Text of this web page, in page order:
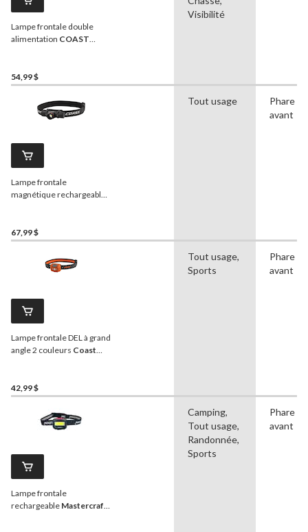
Lampe frontale double
alimentation COAST
54,99 $
Visibilité
Lampe frontale
magnétique rechargeable
intempéries
XPH30R, noir
67,99 $
Tout usage
Phare
avant
Lampe frontale DEL à grand
angle 2 couleurs Coast
42,99 $
Tout usage,
Sports
Phare
avant
Lampe frontale
rechargeable Mastercraft
Camping,
Tout usage,
Randonnée,
Sports
Phare
avant